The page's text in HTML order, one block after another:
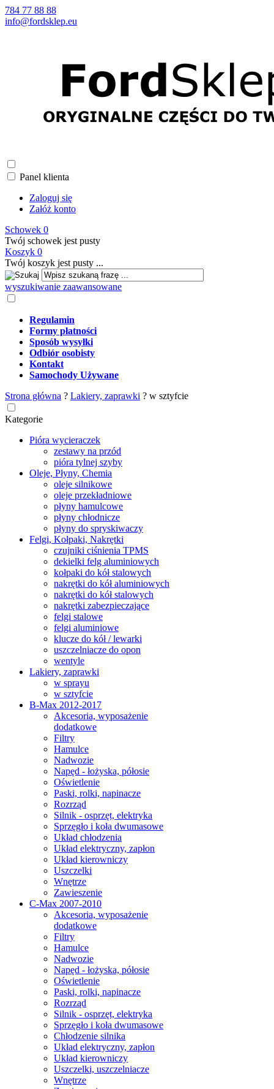
784 77 88 88
info@fordsklep.eu
Panel klienta
Zaloguj się
Załóż konto
Schowek 0
Twój schowek jest pusty
Koszyk 0
Twój koszyk jest pusty ...
wyszukiwanie zaawansowane
Regulamin
Formy płatności
Sposób wysyłki
Odbiór osobisty
Kontakt
Samochody Używane
Strona główna ? Lakiery, zaprawki ? w sztyfcie
Kategorie
Pióra wycieraczek
zestawy na przód
pióra tylnej szyby
Oleje, Płyny, Chemia
oleje silnikowe
oleje przekładniowe
płyny hamulcowe
płyny chłodnicze
płyny do spryskiwaczy
Felgi, Kołpaki, Nakrętki
czujniki ciśnienia TPMS
dekielki felg aluminiowych
kołpaki do kół stalowych
nakrętki do kół aluminiowych
nakrętki do kół stalowych
nakrętki zabezpieczające
felgi stalowe
felgi aluminiowe
klucze do kół / lewarki
uszczelniacze do opon
wentyle
Lakiery, zaprawki
w sprayu
w sztyfcie
B-Max 2012-2017
Akcesoria, wyposażenie
dodatkowe
Filtry
Hamulce
Nadwozie
Napęd - łożyska, półosie
Oświetlenie
Paski, rolki, napinacze
Rozrząd
Silnik - osprzęt, elektryka
Sprzęgło i koła dwumasowe
Układ chłodzenia
Układ elektryczny, zapłon
Układ kierowniczy
Uszczelki
Wnętrze
Zawieszenie
C-Max 2007-2010
Akcesoria, wyposażenie
dodatkowe
Filtry
Hamulce
Nadwozie
Napęd - łożyska, półosie
Oświetlenie
Paski, rolki, napinacze
Rozrząd
Silnik - osprzęt, elektryka
Sprzęgło i koła dwumasowe
Chłodzenie silnika
Układ elektryczny, zapłon
Układ kierowniczy
Uszczelki, uszczelniacze
Wnętrze